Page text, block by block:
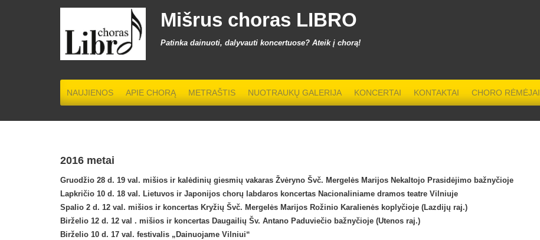
Mišrus choras LIBRO
Patinka dainuoti, dalyvauti koncertuose? Ateik į chorą!
NAUJIENOS APIE CHORĄ METRAŠTIS NUOTRAUKŲ GALERIJA KONCERTAI KONTAKTAI CHORO RĖMĖJAI
2016 metai
Gruodžio 28 d. 19 val. mišios ir kalėdinių giesmių vakaras Žvėryno Švč. Mergelės Marijos Nekaltojo Prasidėjimo bažnyčioje
Lapkričio 10 d. 18 val. Lietuvos ir Japonijos chorų labdaros koncertas Nacionaliniame dramos teatre Vilniuje
Spalio 2 d. 12 val. mišios ir koncertas Kryžių Švč. Mergelės Marijos Rožinio Karalienės koplyčioje (Lazdijų raj.)
Birželio 12 d. 12 val . mišios ir koncertas Daugailių Šv. Antano Paduviečio bažnyčioje (Utenos raj.)
Birželio 10 d. 17 val. festivalis „Dainuojame Vilniui“